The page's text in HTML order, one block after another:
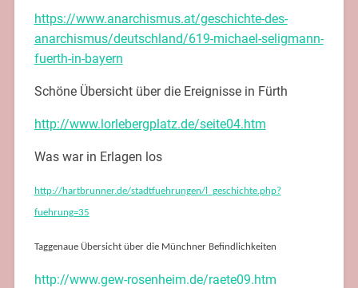
https://www.anarchismus.at/geschichte-des-
anarchismus/deutschland/619-michael-seligmann-
fuerth-in-bayern
Schöne Übersicht über die Ereignisse in Fürth
http://www.lorlebergplatz.de/seite04.htm
Was war in Erlagen los
http://hartbrunner.de/stadtfuehrungen/l_geschichte.php?
fuehrung=35
Taggenaue Übersicht über die Münchner Befindlichkeiten
http://www.gew-rosenheim.de/raete09.htm